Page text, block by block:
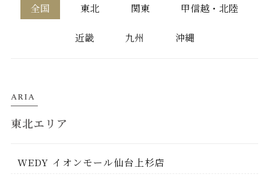
全国 東北 関東 甲信越・北陸
近畿 九州 沖縄
ARIA
東北エリア
WEDY イオンモール仙台上杉店